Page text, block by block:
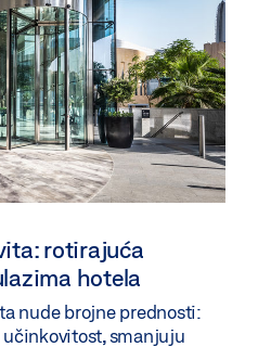
rotirajuća
hotela
nude brojne prednosti:
smanjuju